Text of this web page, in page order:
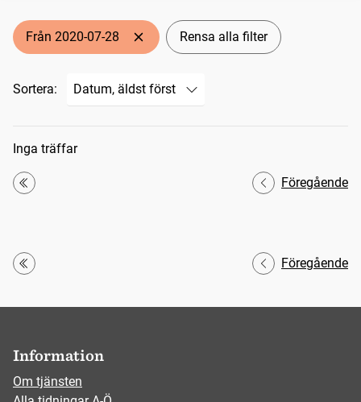
Från 2020-07-28 Rensa alla filter
Sortera:
Sökresultat
Inga träffar
Första
Föregående
Första
Föregående
Information
Om tjänsten